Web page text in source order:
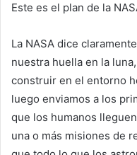
Este es el plan de la
La NASA dice
nuestra huella en la
construir en el entorno
luego enviamos a los
que los humanos
una o más misiones de